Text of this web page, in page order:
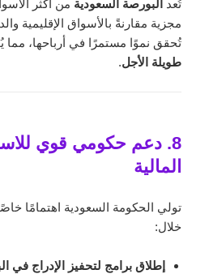
تُعد البورصة السعودية من أكثر
مجزية مقارنةً بالأسواق الإقليمية
تُحقق نموًا مستمرًا في أرباحها، مما
طويلة الأجل.
8. دعم حكومي قوي
المالية
تولي الحكومة السعودية اهتمامًا
خلال:
إطلاق برامج لتحفيز الإدراج في